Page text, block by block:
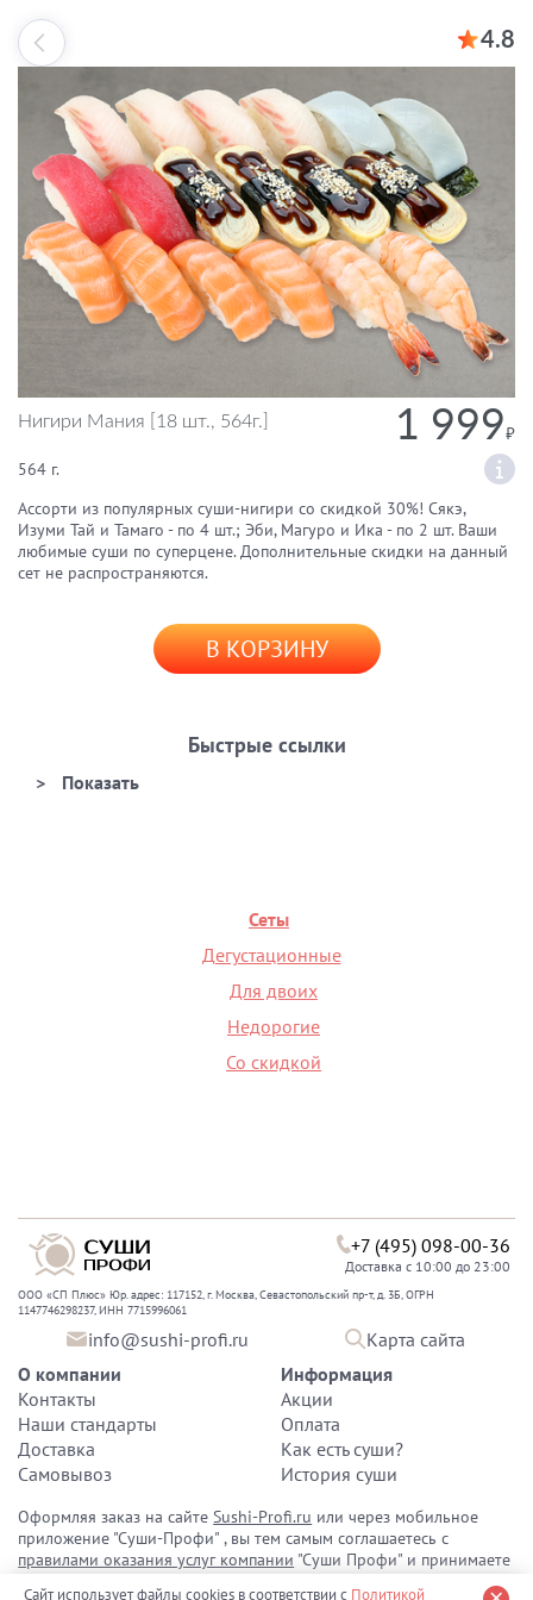
4.8
Нигири Мания [18 шт., 564г.] 1 999
564 г.
Ассорти из популярных суши-нигири со скидкой 30%! Сякэ,
Изуми Тай и Тамаго - по 4 шт.; Эби, Магуро и Ика - по 2 шт. Ваши
любимые суши по суперцене. Дополнительные скидки на данный
сет не распространяются.
В КОРЗИНУ
Быстрые ссылки
Сеты
Дегустационные
Для двоих
Недорогие
Со скидкой
+7 (495) 098-00-36
Доставка с 10:00 до 23:00
ООО «СП Плюс» Юр. адрес: 117152, г. Москва, Севастопольский пр-т, д. 3Б, ОГРН
1147746298237, ИНН 7715996061
info@sushi-profi.ru
Карта сайта
О компании
Контакты
Наши стандарты
Доставка
Самовывоз
Информация
Акции
Оплата
Как есть суши?
История суши
Оформляя заказ на сайтеSushi-Profi.ru или через мобильное
приложение "Суши-Профи" , вы тем самым соглашаетесь с
правилами оказания услуг компании "Суши Профи" и принимаете
Сайт использует файлы cookies в соответствии с Политикой